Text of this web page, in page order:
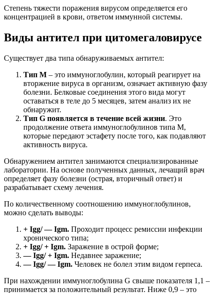
Степень тяжести поражения вирусом определяется его
концентрацией в крови, ответом иммунной системы.
Виды антител при цитомегаловирусе
Существует два типа обнаруживаемых антител:
Тип M – это иммуноглобулин, который реагирует на
вторжение вируса в организм, означает активную фазу
болезни. Белковые соединения этого вида могут
оставаться в теле до 5 месяцев, затем анализ их не
обнаружит.
Тип G появляется в течение всей жизни. Это
продолжение ответа иммуноглобулинов типа M,
которые передают эстафету после того, как подавляют
активность вируса.
Обнаружением антител занимаются специализированные
лаборатории. На основе полученных данных, лечащий врач
определяет фазу болезни (острая, вторичный ответ) и
разрабатывает схему лечения.
По количественному соотношению иммуноглобулинов,
можно сделать выводы:
+ Igg/ — Igm. Проходит процесс ремиссии инфекции
хронического типа;
+ Igg/ + Igm. Заражение в острой форме;
— Igg/ + Igm. Недавнее заражение;
— Igg/ — Igm. Человек не болел этим видом герпеса.
При нахождении иммуноглобулина G свыше показателя 1,1 –
принимается за положительный результат. Ниже 0,9 – это